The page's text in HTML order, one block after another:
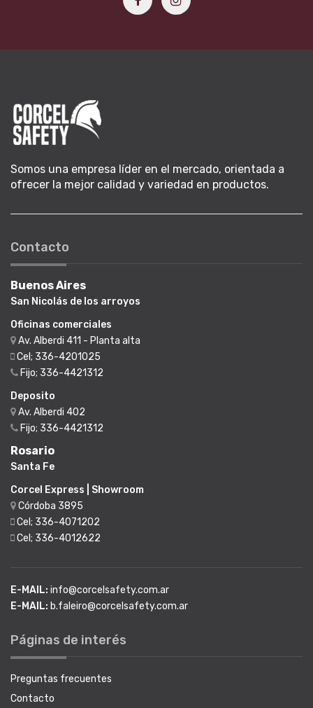
Somos una empresa líder en el mercado, orientada a
ofrecer la mejor calidad y variedad en productos.
Contacto
Buenos Aires
San Nicolás de los arroyos
Oficinas comerciales
Av. Alberdi 411 - Planta alta
Cel; 336-4201025
Fijo; 336-4421312
Deposito
Av. Alberdi 402
Fijo; 336-4421312
Rosario
Santa Fe
Corcel Express | Showroom
Córdoba 3895
Cel; 336-4071202
Cel; 336-4012622
E-MAIL: info@corcelsafety.com.ar
E-MAIL: b.faleiro@corcelsafety.com.ar
Páginas de interés
Preguntas frecuentes
Contacto